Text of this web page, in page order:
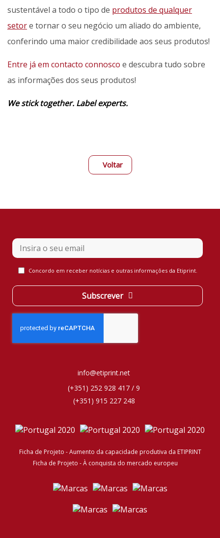
sustentável a todo o tipo de produtos de qualquer
setore tornar o seu negócio um aliado do ambiente,
conferindo uma maior credibilidade aos seus produtos!
Entre já em contacto connosco e descubra tudo sobre
as informações dos seus produtos!
We stick together. Label experts.
Voltar
Website
Concordo em receber notícias e outras informações da Etiprint.
Subscrever
info@etiprint.net
(+351) 252 928 417 / 9
(+351) 915 227 248
Ficha de Projeto - Aumento da capacidade produtiva da ETIPRINT
Ficha de Projeto - À conquista do mercado europeu